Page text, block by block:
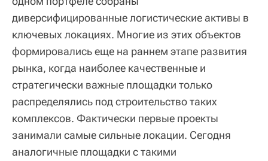
диверсифицированные логистические активы в
ключевых локациях. Многие из этих объектов
формировались еще на раннем этапе развития
рынка, когда наиболее качественные и
стратегически важные площадки только
распределялись под строительство таких
комплексов. Фактически первые проекты
занимали самые сильные локации. Сегодня
аналогичные площадки с такими